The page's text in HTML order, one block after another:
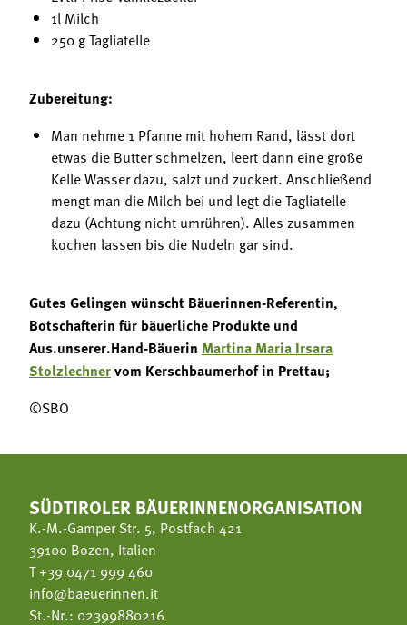
1l Milch
250 g Tagliatelle
Zubereitung:
Man nehme 1 Pfanne mit hohem Rand, lässt dort
etwas die Butter schmelzen, leert dann eine große
Kelle Wasser dazu, salzt und zuckert. Anschließend
mengt man die Milch bei und legt die Tagliatelle
dazu (Achtung nicht umrühren). Alles zusammen
kochen lassen bis die Nudeln gar sind.
Gutes Gelingen wünscht Bäuerinnen-Referentin,
Botschafterin für bäuerliche Produkte und
Aus.unserer.Hand-Bäuerin Martina Maria Irsara
Stolzlechnervom Kerschbaumerhof in Prettau;
©SBO
SÜDTIROLER BÄUERINNENORGANISATION
K.-M.-Gamper Str. 5, Postfach 421
39100 Bozen, Italien
T+39 0471 999 460
info@baeuerinnen.it
St.-Nr.: 02399880216